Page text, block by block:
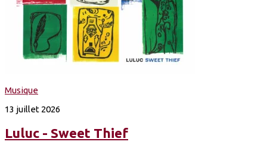
Musique
13 juillet 2026
Luluc - Sweet Thief